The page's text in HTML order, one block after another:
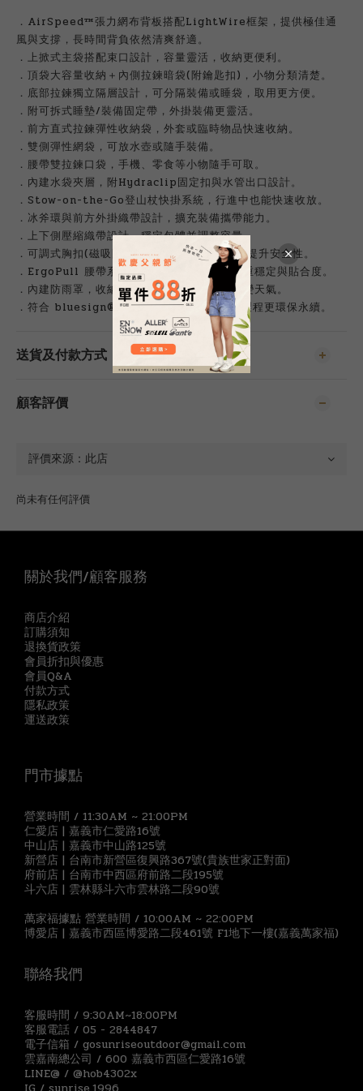
．AirSpeed™張力網布背板搭配LightWire框架，提供極佳通
風與支撐，長時間背負依然清爽舒適。
．上掀式主袋搭配束口設計，容量靈活，收納更便利。
．頂袋大容量收納＋內側拉鍊暗袋(附鑰匙扣)，小物分類清楚。
．底部拉鍊獨立隔層設計，可分隔裝備或睡袋，取用更方便。
．附可拆式睡墊/裝備固定帶，外掛裝備更靈活。
．前方直式拉鍊彈性收納袋，外套或臨時物品快速收納。
．雙側彈性網袋，可放水壺或隨手裝備。
．腰帶雙拉鍊口袋，手機、零食等小物隨手可取。
．內建水袋夾層，附Hydraclip固定扣與水管出口設計。
．Stow-on-the-Go登山杖快掛系統，行進中也能快速收放。
．冰斧環與前方外掛織帶設計，擴充裝備攜帶能力。
．上下側壓縮織帶設計，穩定包體並調整容量。
．可調式胸扣(磁吸開合+安全哨)，操作便利且提升安全性。
．ErgoPull 腰帶系統搭配加厚腰翼，提升負重穩定與貼合度。
．內建防雨罩，收納於底部專屬空間，應對多變天氣。
．符合 bluesign®PRODUCT標準，材質與製程更環保永續。
送貨及付款方式
顧客評價
尚未有任何評價
關於我們/顧客服務
商店介紹
訂購須知
退換貨政策
會員折扣與優惠
會員Q&A
付款方式
隱私政策
運送政策
門市據點
營業時間 / 11:30AM ~ 21:00PM
仁愛店 | 嘉義市仁愛路16號
中山店 | 嘉義市中山路125號
新營店 | 台南市新營區復興路367號(貴族世家正對面)
府前店 | 台南市中西區府前路二段195號
斗六店 | 雲林縣斗六市雲林路二段90號
萬家福據點 營業時間 / 10:00AM ~ 22:00PM
博愛店 | 嘉義市西區博愛路二段461號 F1地下一樓(嘉義萬家福)
聯絡我們
客服時間 / 9:30AM~18:00PM
客服電話 / 05 - 2844847
電子信箱 / gosunriseoutdoor@gmail.com
雲嘉南總公司 / 600 嘉義市西區仁愛路16號
LINE@ / @hob4302x